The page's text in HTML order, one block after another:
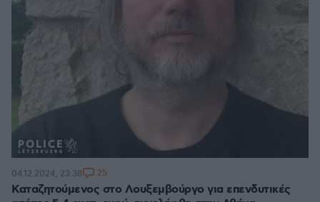
Καταζητούμενος στο Λουξεμβούργο για επενδυτικές
04.12.2024, 23:38 25